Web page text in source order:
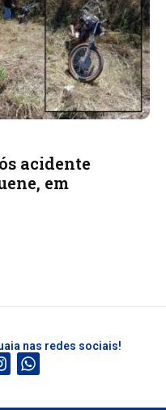
acidente
em
nas redes sociais!